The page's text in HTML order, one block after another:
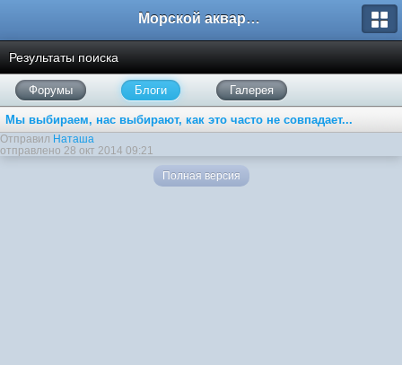
Морской аквариум. Форумы ReefCentral.ru
Результаты поиска
Форумы Блоги Галерея
Мы выбираем, нас выбирают, как это часто не совпадает...
Отправил Наташа
отправлено 28 окт 2014 09:21
Полная версия